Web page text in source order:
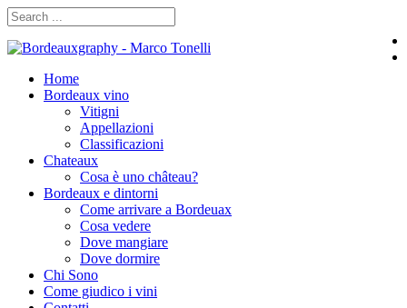
Home
Bordeaux vino
Vitigni
Appellazioni
Classificazioni
Chateaux
Cosa è uno château?
Bordeaux e dintorni
Come arrivare a Bordeuax
Cosa vedere
Dove mangiare
Dove dormire
Chi Sono
Come giudico i vini